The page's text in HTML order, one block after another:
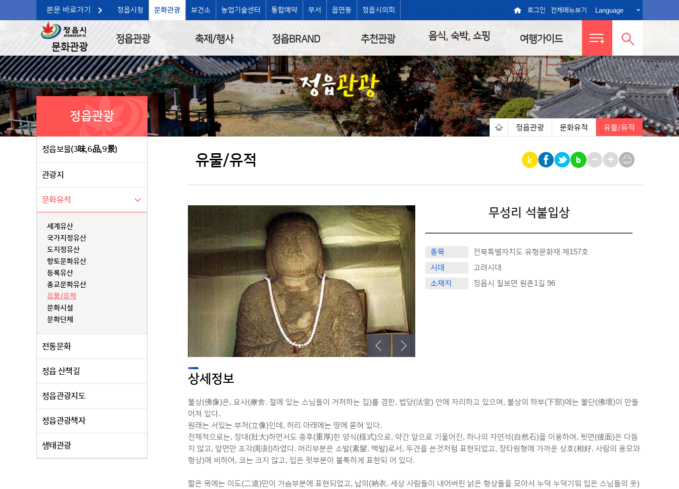
본문 바로가기 정읍시청 문화관광 보건소 농업기술센터 통합예약 부서 읍면동 정읍시의회 로그인 전체메뉴보기 Language
문화관광
정읍관광 축제/행사 정읍BRAND 추천관광 음식, 숙박, 쇼핑 여행가이드
전체메뉴
보기
통합검색
열기
정읍관광
정읍보물(3味,6品,9景)
관광지
문화유적
세계유산
국가지정유산
도지정유산
향토문화유산
등록유산
종교문화유산
유물/유적
문화시설
문화단체
전통문화
정읍 산책길
정읍관광지도
정읍관광책자
생태관광
정읍관광 문화유적 유물/유적
유물/유적
무성리 석불입상
종목
전북특별자치도 유형문화재 제157호
시대
고려시대
소재지
정읍시 칠보면 원촌1길 96
상세정보
불상(佛像)은, 요사(療舍. 절에 있는 스님들이 거처하는 집)를 겸한, 법당(法堂) 안에 자리하고 있으며, 불상의 하부(下部)에는 불단(佛壇)이 만들
어져 있다.
원래는 서있는 부처(立像)인데, 허리 아래에는 땅에 묻혀 있다.
전체적으로는, 장대(壯大)하면서도 중후(重厚)한 양식(樣式)으로, 약간 앞으로 기울어진, 하나의 자연석(自然石)을 이용하여, 뒷면(後面)은 다듬
지 않고, 앞면만 조각(彫刻)하였다. 머리부분은 소발(素髮. 백발)로서, 두견을 쓴것처럼 표현되었고, 장타원형에 가까운 상호(相好. 사람의 용모와
형상)에 비하여, 코는 크지 않고, 입은 윗부분이 볼툭하게 표현되 어 있다.
짧은 목에는 이도(二道)만이 가슴부분에 표현되었고, 납의(衲衣. 세상 사람들이 내어버린 낡은 형상들을 모아서 누덕 누덕기워 입은 스님들의 옷)